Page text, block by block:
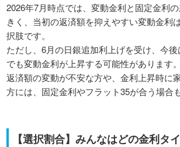
2026年7月時点では、変動金利と固定金利
きく、当初の返済額を抑えやすい変動金利
択肢です。
ただし、6月の日銀追加利上げを受け、今
でも変動金利が上昇する可能性があります。
返済額の変動が不安な方や、金利上昇時に
方には、固定金利やフラット35が合う場合
【選択割合】みんなはどの金利タ